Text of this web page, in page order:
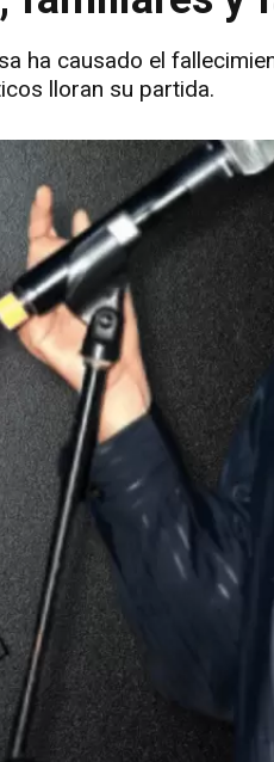
ha causado el
lloran su partida.